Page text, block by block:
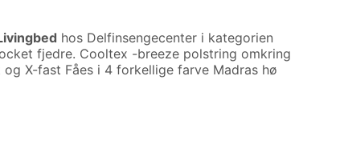
hos Delfinsengecenter i kategorien
fjedre. Cooltex -breeze polstring omkring
X-fast Fåes i 4 forkellige farve Madras hø